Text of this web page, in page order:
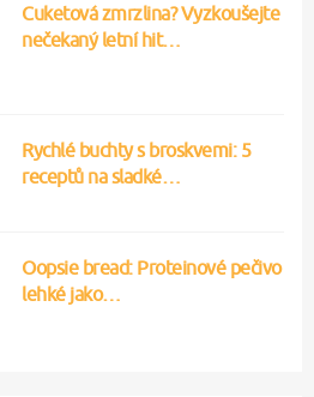
Cuketová zmrzlina? Vyzkoušejte
nečekaný letní hit…
Rychlé buchty s broskvemi: 5
receptů na sladké…
Oopsie bread: Proteinové pečivo
lehké jako…